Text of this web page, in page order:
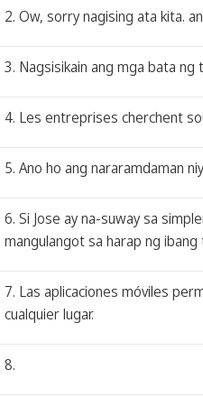
2. Ow, sorry nagising ata kita.
3. Nagsisikain ang mga bata ng
4. Les entreprises cherchent
5. Ano ho ang nararamdaman
6. Si Jose ay na-suway sa
mangulangot sa harap ng ibang
7. Las aplicaciones móviles
cualquier lugar.
8.